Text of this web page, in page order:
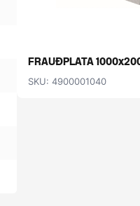
FRAUÐPLATA
SKU: 4900001040